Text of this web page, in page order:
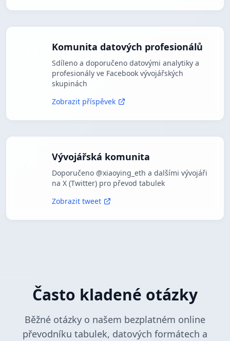
Komunita datových profesionálů
Sdíleno a doporučeno datovými analytiky a
profesionály ve Facebook vývojářských
skupinách
Zobrazit příspěvek
Vývojářská komunita
Doporučeno @xiaoying_eth a dalšími vývojáři
na X (Twitter) pro převod tabulek
Zobrazit tweet
Často kladené otázky
Běžné otázky o našem bezplatném online
převodníku tabulek, datových formátech a